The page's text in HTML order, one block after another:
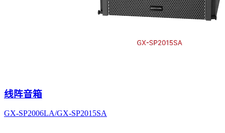
线阵音箱
GX-SP2006LA/GX-SP2015SA